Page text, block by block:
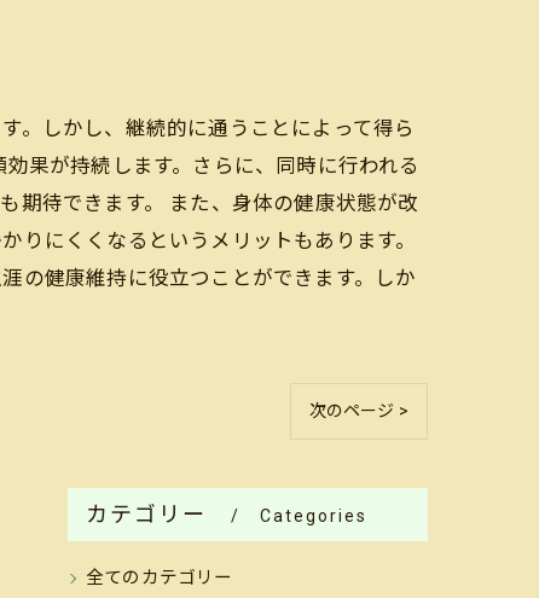
。しかし、継続的に通うことによって得ら
果が持続します。さらに、同時に行われる
期待できます。 また、身体の健康状態が改
りにくくなるというメリットもあります。
の健康維持に役立つことができます。しか
次のページ >
カテゴリー Categories
全てのカテゴリー